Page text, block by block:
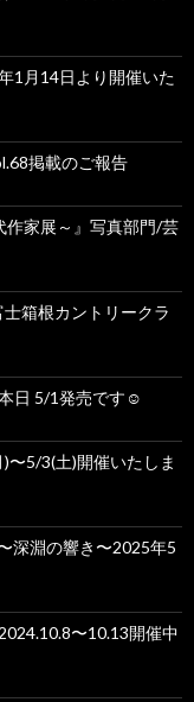
1月14日より開催いた
掲載のご報告
作家展～』写真部門/芸
士箱根カントリークラ
本日 5/1発売です☺️
〜5/3(土)開催いたしま
深淵の響き〜2025年5
〜10.13開催中